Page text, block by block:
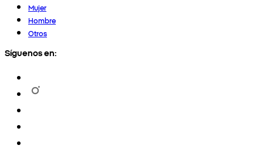
Mujer
Hombre
Otros
Síguenos en: